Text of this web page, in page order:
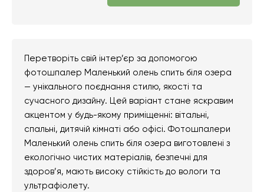
Перетворіть свій інтер’єр за допомогою
фотошпалер Маленький олень спить біля озера
— унікального поєднання стилю, якості та
сучасного дизайну. Цей варіант стане яскравим
акцентом у будь-якому приміщенні: вітальні,
спальні, дитячій кімнаті або офісі. Фотошпалери
Маленький олень спить біля озера виготовлені з
екологічно чистих матеріалів, безпечні для
здоров’я, мають високу стійкість до вологи та
ультрафіолету.